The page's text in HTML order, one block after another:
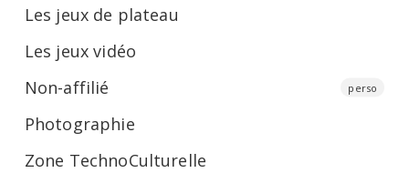
Les jeux de plateau
Les jeux vidéo
Non-affilié
perso
Photographie
Zone TechnoCulturelle